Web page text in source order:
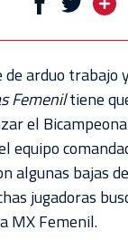
arduo trabajo
Femeniltiene
el
equipo
algunas bajas
jugadoras
MX Femenil.